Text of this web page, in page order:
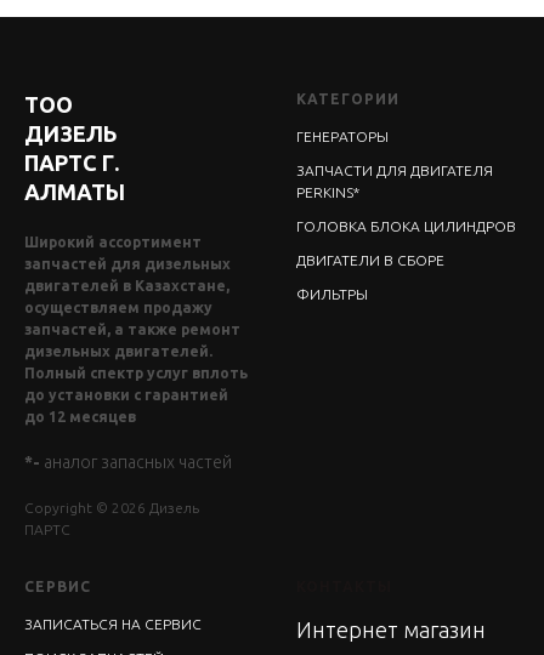
ТОО
ДИЗЕЛЬ
ПАРТС Г.
АЛМАТЫ
Широкий ассортимент
запчастей для дизельных
двигателей в Казахстане,
осуществляем продажу
запчастей, а также ремонт
дизельных двигателей.
Полный спектр услуг вплоть
до установки с гарантией
до 12 месяцев
*- аналог запасных частей
Copyright © 2026 Дизель
ПАРТС
КАТЕГОРИИ
ГЕНЕРАТОРЫ
ЗАПЧАСТИ ДЛЯ ДВИГАТЕЛЯ
PERKINS*
ГОЛОВКА БЛОКА ЦИЛИНДРОВ
ДВИГАТЕЛИ В СБОРЕ
ФИЛЬТРЫ
СЕРВИС
ЗАПИСАТЬСЯ НА СЕРВИС
Интернет магазин